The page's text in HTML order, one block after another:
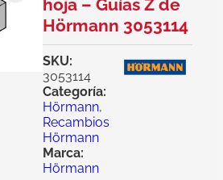
hoja – Guías Z de
Hörmann 3053114
SKU:
3053114
Categoría:
Hörmann,
Recambios
Hörmann
Marca:
Hörmann